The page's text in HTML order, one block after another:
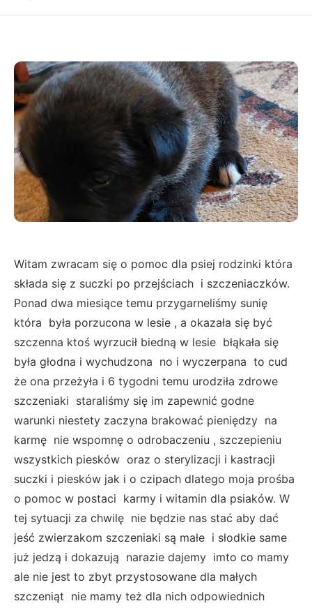
Witam zwracam się o pomoc dla psiej rodzinki która
składa się z suczki po przejściach i szczeniaczków.
Ponad dwa miesiące temu przygarneliśmy sunię
która była porzucona w lesie , a okazała się być
szczenna ktoś wyrzucił biedną w lesie błąkała się
była głodna i wychudzona no i wyczerpana to cud
że ona przeżyła i 6 tygodni temu urodziła zdrowe
szczeniaki staraliśmy się im zapewnić godne
warunki niestety zaczyna brakować pieniędzy na
karmę nie wspomnę o odrobaczeniu , szczepieniu
wszystkich piesków oraz o sterylizacji i kastracji
suczki i piesków jak i o czipach dlatego moja prośba
o pomoc w postaci karmy i witamin dla psiaków. W
tej sytuacji za chwilę nie będzie nas stać aby dać
jeść zwierzakom szczeniaki są małe i słodkie same
już jedzą i dokazują narazie dajemy imto co mamy
ale nie jest to zbyt przystosowane dla małych
szczeniąt nie mamy też dla nich odpowiednich